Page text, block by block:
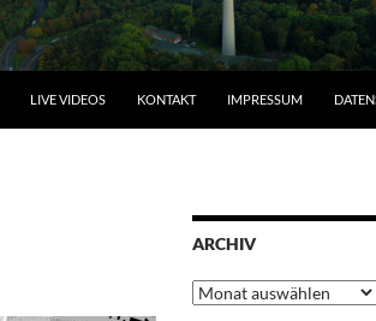
LIVE VIDEOS KONTAKT IMPRESSUM
ARCHIV
Archiv